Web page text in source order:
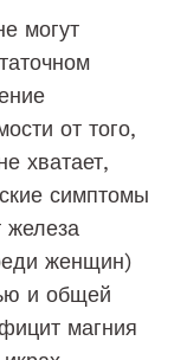
могут
от того,
хватает,
симптомы
железа
женщин)
и общей
магния